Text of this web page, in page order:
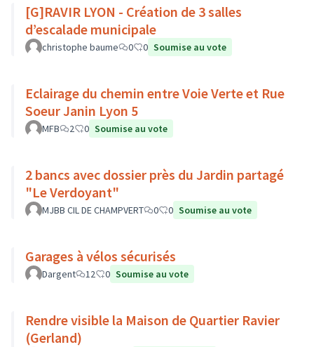
[G]RAVIR LYON - Création de 3 salles
d’escalade municipale
christophe baume 0 0 Soumise au vote
Eclairage du chemin entre Voie Verte et Rue
Soeur Janin Lyon 5
MFB 2 0 Soumise au vote
2 bancs avec dossier près du Jardin partagé
"Le Verdoyant"
MJBB CIL DE CHAMPVERT 0 0 Soumise au vote
Garages à vélos sécurisés
Dargent 12 0 Soumise au vote
Rendre visible la Maison de Quartier Ravier
(Gerland)